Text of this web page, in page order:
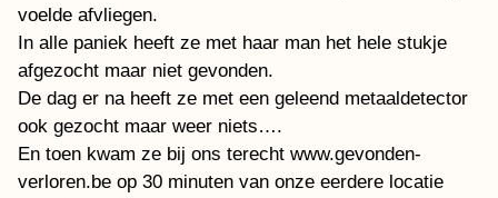
voelde afvliegen.
In alle paniek heeft ze met haar man het hele stukje
afgezocht maar niet gevonden.
De dag er na heeft ze met een geleend metaaldetector
ook gezocht maar weer niets….
En toen kwam ze bij ons terecht www.gevonden-
verloren.be op 30 minuten van onze eerdere locatie